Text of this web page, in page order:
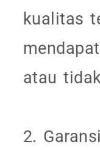
kualitas
atau
2.